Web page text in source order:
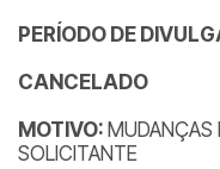
PERÍODO DE
CANCELADO
MOTIVO: MUDANÇAS
SOLICITANTE